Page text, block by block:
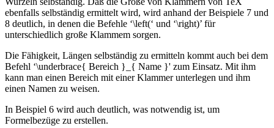
ebenfalls selbständig ermittelt wird, wird anhand der Beispiele 7 und
8 deutlich, in denen die Befehle ‘\left(‘ und ‘\right)’ für
unterschiedlich große Klammem sorgen.
Die Fähigkeit, Längen selbständig zu ermitteln kommt auch bei dem
Befehl ‘\underbrace{ Bereich }_{ Name }' zum Einsatz. Mit ihm
kann man einen Bereich mit einer Klammer unterlegen und ihm
einen Namen zu weisen.
In Beispiel 6 wird auch deutlich, was notwendig ist, um
Formelbezüge zu erstellen.